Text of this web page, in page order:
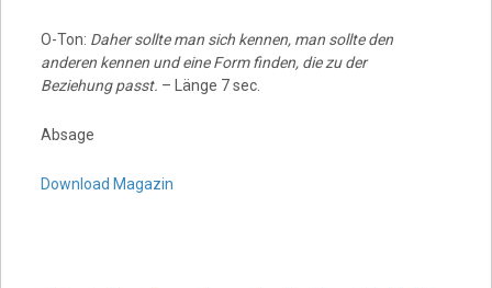
O-Ton: Daher sollte man sich kennen, man sollte den
anderen kennen und eine Form finden, die zu der
Beziehung passt. – Länge 7 sec.
Absage
Download Magazin